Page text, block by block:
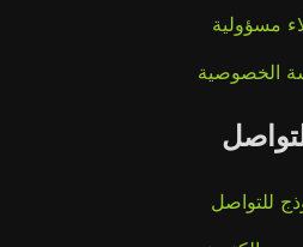
مسؤولية
الخصوصية
للتواصل